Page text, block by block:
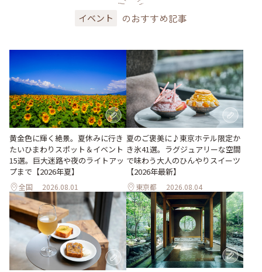
イベント のおすすめ記事
黄金色に輝く絶景。夏休みに行き
たいひまわりスポット＆イベント
15選。巨大迷路や夜のライトアッ
プまで【2026年夏】
全国 2026.08.01
夏のご褒美に♪東京ホテル限定か
き氷41選。ラグジュアリーな空間
で味わう大人のひんやりスイーツ
【2026年最新】
東京都 2026.08.04